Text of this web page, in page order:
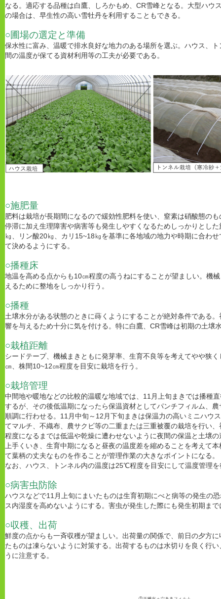
なる。適応する品種は白鷹、しろかもめ、CR雪峰となる。大型ハウ
の場合は、早生性の高い雪牡丹を利用することもできる。
○圃場の選定と準備
保水性に富み、温暖で排水良好な地力のある場所を選ぶ。ハウス、
間の温度が保てる資材利用等の工夫が必要である。
○施肥量
肥料は栽培が長期間になるので緩効性肥料を使い、窒素は硝酸態の
停滞に加え生理障害や病害等も発生しやすくなるためしっかりとし
㎏、リン酸20㎏、カリ15~18㎏を基準に各地域の地力や時期に合わ
て決めるようにする。
○播種床
地温を高める点からも10㎝程度の高うねにすることが望ましい。機
えるために整地をしっかり行う。
○播種
土壌水分がある状態のときに蒔くようにすることが絶対条件である
響を与えるため十分に気を付ける。特に白鷹、CR雪峰は初期の土壌
○栽植距離
シードテープ、機械まきともに発芽率、生育不良等を考えてやや狭
㎝、株間10~12㎝程度を目安に栽培を行う。
○栽培管理
中間地や暖地などの比較的温暖な地域では、11月上旬まきでは播種
するが、その後低温期になったら保温資材としてパンチフィルム、
順調に行わせる。11月中旬～12月下旬まきは保温力の高いミニハウ
てマルチ、不織布、農サクビ等の二重または三重被覆の栽培を行い
程度になるまでは低温や乾燥に遭わせないように夜間の保温と土壌
上手くいき、生育中期になると昼夜の温度差を縮めることを考えて
て葉柄の丈夫なものを作ることが管理作業の大きなポイントになる。
なお、ハウス、トンネル内の温度は25℃程度を目安にして温度管理を
○病害虫防除
ハウスなどで11月上旬にまいたものは生育初期にべと病等の発生の
ス内湿度を高めないようにする。害虫が発生した際にも発生初期ま
○収穫、出荷
鮮度の点からも一斉収穫が望ましい。出荷量の関係で、前日の夕方
たものは凍らないように対策する。出荷するものは水切りを良く行
うに注意する。